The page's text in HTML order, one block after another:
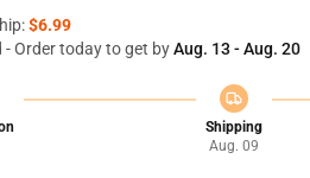
$6.99
- Order today to get byAug. 13 - Aug. 20
Shipping
Aug. 09